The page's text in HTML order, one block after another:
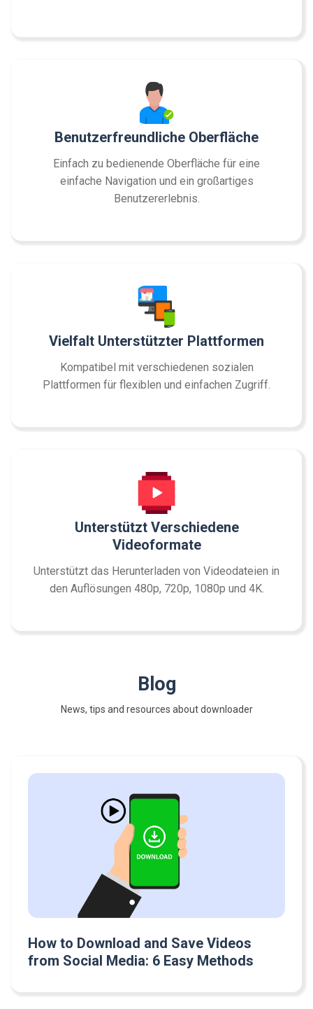
Benutzerfreundliche Oberfläche
Einfach zu bedienende Oberfläche für eine
einfache Navigation und ein großartiges
Benutzererlebnis.
Vielfalt Unterstützter Plattformen
Kompatibel mit verschiedenen sozialen
Plattformen für flexiblen und einfachen Zugriff.
Unterstützt Verschiedene
Videoformate
Unterstützt das Herunterladen von Videodateien in
den Auflösungen 480p, 720p, 1080p und 4K.
Blog
News, tips and resources about downloader
How to Download and Save Videos
from Social Media: 6 Easy Methods